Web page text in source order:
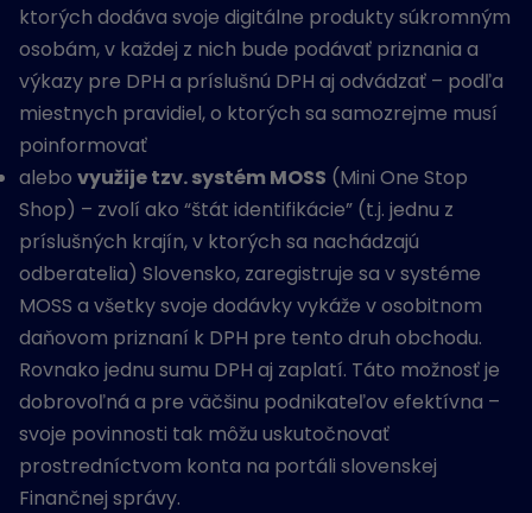
ktorých dodáva svoje digitálne produkty súkromným
osobám, v každej z nich bude podávať priznania a
výkazy pre DPH a príslušnú DPH aj odvádzať – podľa
miestnych pravidiel, o ktorých sa samozrejme musí
poinformovať
alebo využije tzv. systém MOSS (Mini One Stop
Shop) – zvolí ako “štát identifikácie” (t.j. jednu z
príslušných krajín, v ktorých sa nachádzajú
odberatelia) Slovensko, zaregistruje sa v systéme
MOSS a všetky svoje dodávky vykáže v osobitnom
daňovom priznaní k DPH pre tento druh obchodu.
Rovnako jednu sumu DPH aj zaplatí. Táto možnosť je
dobrovoľná a pre väčšinu podnikateľov efektívna –
svoje povinnosti tak môžu uskutočnovať
prostredníctvom konta na portáli slovenskej
Finančnej správy.